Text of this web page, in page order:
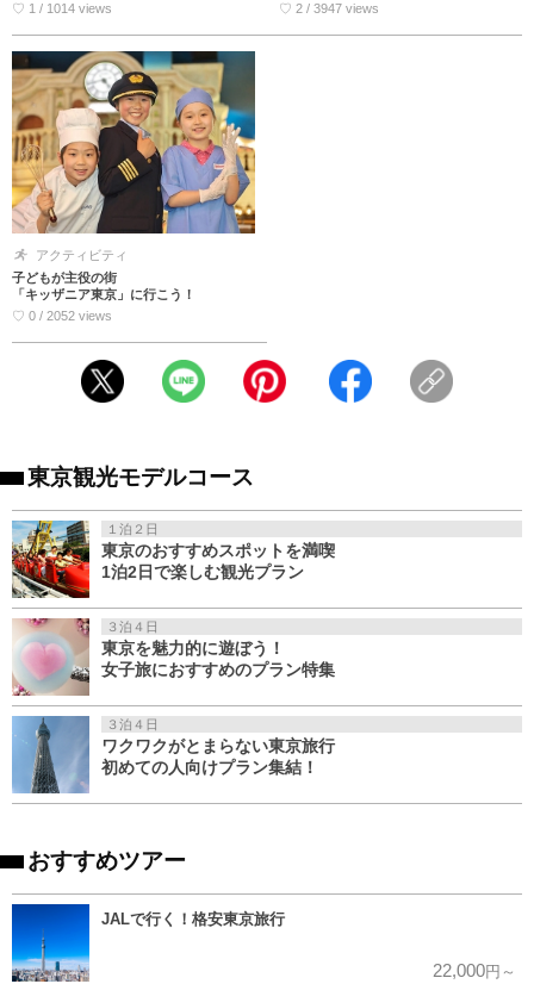
♡ 1 / 1014 views
♡ 2 / 3947 views
アクティビティ
子どもが主役の街
「キッザニア東京」に行こう！
♡ 0 / 2052 views
東京観光モデルコース
１泊２日
東京のおすすめスポットを満喫
1泊2日で楽しむ観光プラン
３泊４日
東京を魅力的に遊ぼう！
女子旅におすすめのプラン特集
３泊４日
ワクワクがとまらない東京旅行
初めての人向けプラン集結！
おすすめツアー
JALで行く！格安東京旅行
22,000円～